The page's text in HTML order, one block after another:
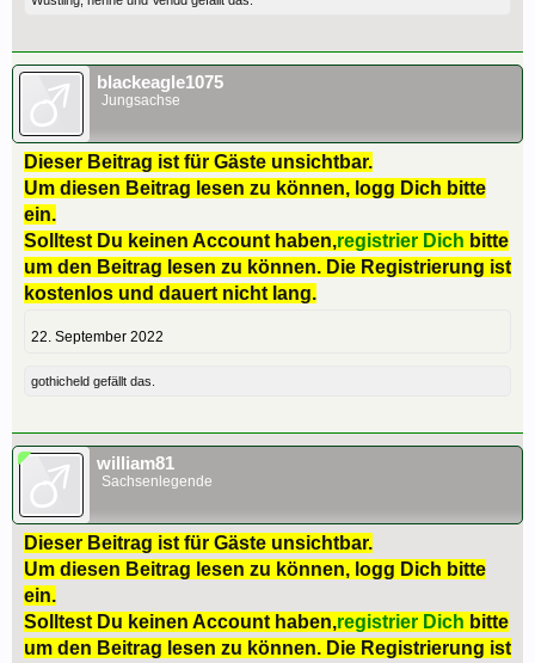
blackeagle1075
Jungsachse
Dieser Beitrag ist für Gäste unsichtbar.
Um diesen Beitrag lesen zu können, logg Dich bitte
ein.
Solltest Du keinen Account haben,registrier Dich bitte
um den Beitrag lesen zu können. Die Registrierung ist
kostenlos und dauert nicht lang.
22. September 2022
gothicheld gefällt das.
william81
Sachsenlegende
Dieser Beitrag ist für Gäste unsichtbar.
Um diesen Beitrag lesen zu können, logg Dich bitte
ein.
Solltest Du keinen Account haben,registrier Dich bitte
um den Beitrag lesen zu können. Die Registrierung ist